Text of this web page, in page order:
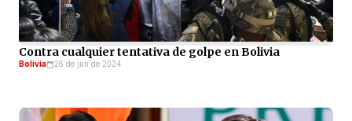
Contra cualquier tentativa de golpe en Bolivia
Bolivia 26 de jun de 2024